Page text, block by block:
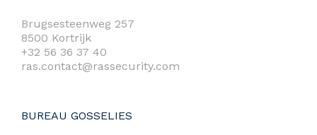
Brugsesteenweg 257
8500 Kortrijk
+32 56 36 37 40
ras.contact@rassecurity.com
BUREAU GOSSELIES